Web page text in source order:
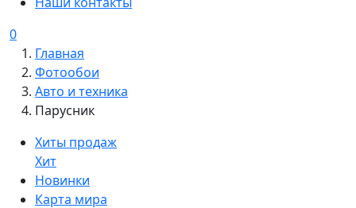
0
Главная
Фотообои
Авто и техника
Парусник
Хиты продаж
Хит
Новинки
Карта мира